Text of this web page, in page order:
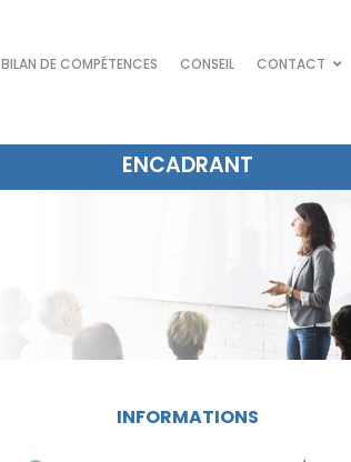
BILAN DE COMPÉTENCES CONSEIL CONTACT
ENCADRANT
INFORMATIONS